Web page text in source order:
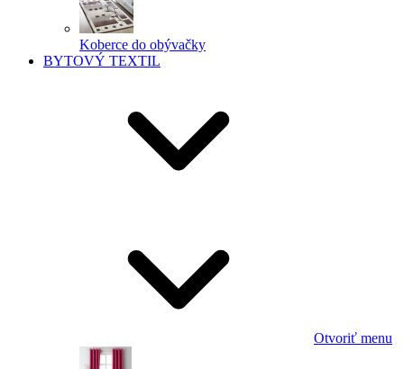
Koberce do obývačky
BYTOVÝ TEXTIL
Otvoriť menu